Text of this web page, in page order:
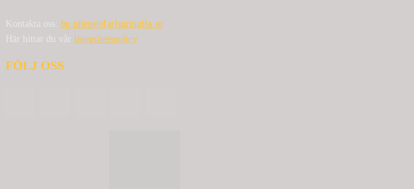
Kontakta oss: bg.nilensjo[at]springlfa.se
Här hittar du vår Integritetspolicy
FÖLJ OSS